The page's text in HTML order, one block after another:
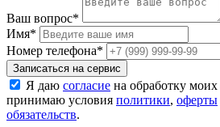
Ваш вопрос*
Имя*
Номер телефона*
Записаться на сервис
Я даю согласие на обработку
принимаю условия политики, оферты
обязательств.